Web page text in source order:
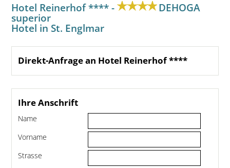
Hotel Reinerhof **** - DEHOGA
superior
Hotel in St. Englmar
Direkt-Anfrage an Hotel Reinerhof ****
Ihre Anschrift
Name
Vorname
Strasse